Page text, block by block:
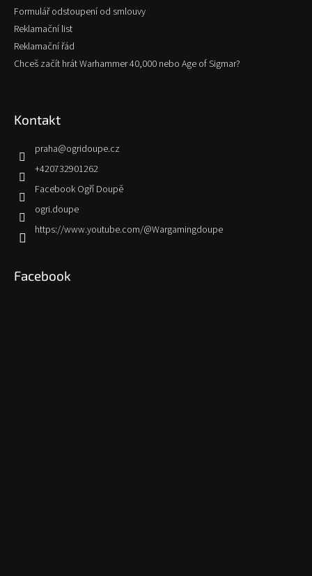
Formulář odstoupení od smlouvy
Reklamační list
Reklamační řád
Chceš začít hrát Warhammer 40,000 nebo Age of Sigmar?
Kontakt
praha@ogridoupe.cz
+420732901262
Facebook Ogří Doupě
ogri.doupe
https://www.youtube.com/@Wargamingdoupe
Facebook